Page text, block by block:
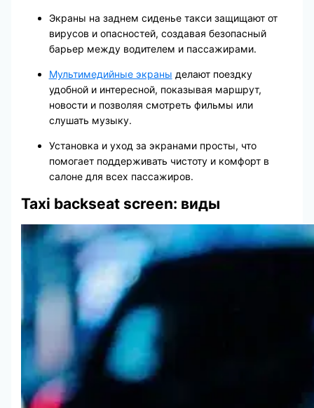
Экраны на заднем сиденье такси защищают от
вирусов и опасностей, создавая безопасный
барьер между водителем и пассажирами.
Мультимедийные экраны делают поездку
удобной и интересной, показывая маршрут,
новости и позволяя смотреть фильмы или
слушать музыку.
Установка и уход за экранами просты, что
помогает поддерживать чистоту и комфорт в
салоне для всех пассажиров.
Taxi backseat screen: виды